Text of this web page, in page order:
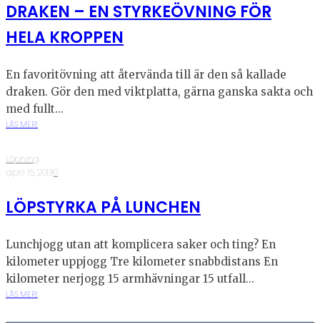
DRAKEN – EN STYRKEÖVNING FÖR
HELA KROPPEN
En favoritövning att återvända till är den så kallade
draken. Gör den med viktplatta, gärna ganska sakta och
med fullt...
LÄS MER!
Löpning
·april 15, 2013·0
LÖPSTYRKA PÅ LUNCHEN
Lunchjogg utan att komplicera saker och ting? En
kilometer uppjogg Tre kilometer snabbdistans En
kilometer nerjogg 15 armhävningar 15 utfall...
LÄS MER!